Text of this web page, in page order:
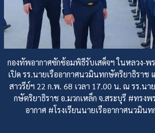
กองทัพอากาศซักซ้อมพิธีรับเสด็จฯ ในหลวง-พ
เปิด รร.นายเรืออากาศนวมินทกษัตริยาธิราช
สาวรีย์ฯ 22 ก.พ. 68 เวลา 17.00 น. ณ รร.นา
กษัตริยาธิราช อ.มวกเหล็ก จ.สระบุรี #ทรง
อากาศ #โรงเรียนนายเรืออากาศนวมิน